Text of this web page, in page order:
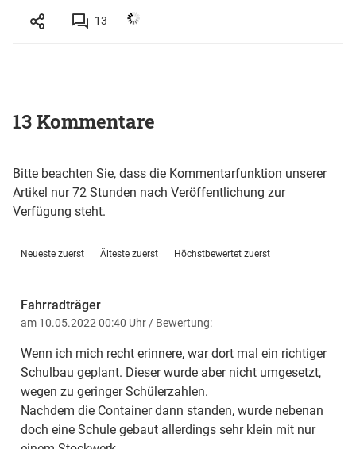
13
13 Kommentare
Bitte beachten Sie, dass die Kommentarfunktion unserer
Artikel nur 72 Stunden nach Veröffentlichung zur
Verfügung steht.
Neueste zuerst Älteste zuerst Höchstbewertet zuerst
Fahrradträger
am 10.05.2022 00:40 Uhr/ Bewertung:
Wenn ich mich recht erinnere, war dort mal ein richtiger
Schulbau geplant. Dieser wurde aber nicht umgesetzt,
wegen zu geringer Schülerzahlen.
Nachdem die Container dann standen, wurde nebenan
doch eine Schule gebaut allerdings sehr klein mit nur